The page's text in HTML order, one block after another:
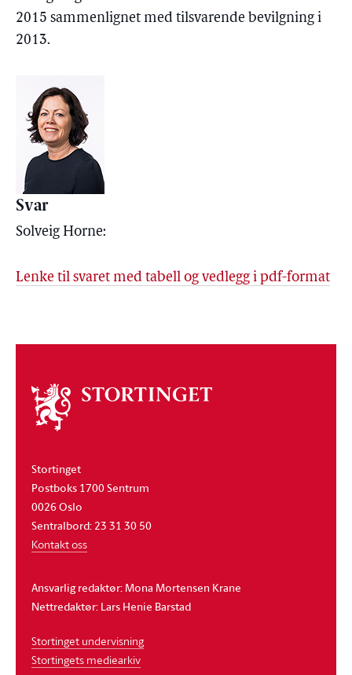
2015 sammenlignet med tilsvarende bevilgning i
2013.
Svar
Solveig Horne:
Lenke til svaret med tabell og vedlegg i pdf-format
Om
stortinget
Stortinget
Postboks 1700 Sentrum
0026 Oslo
Sentralbord: 23 31 30 50
Kontakt oss
Ansvarlig redaktør: Mona Mortensen Krane
Nettredaktør: Lars Henie Barstad
Stortinget undervisning
Stortingets mediearkiv